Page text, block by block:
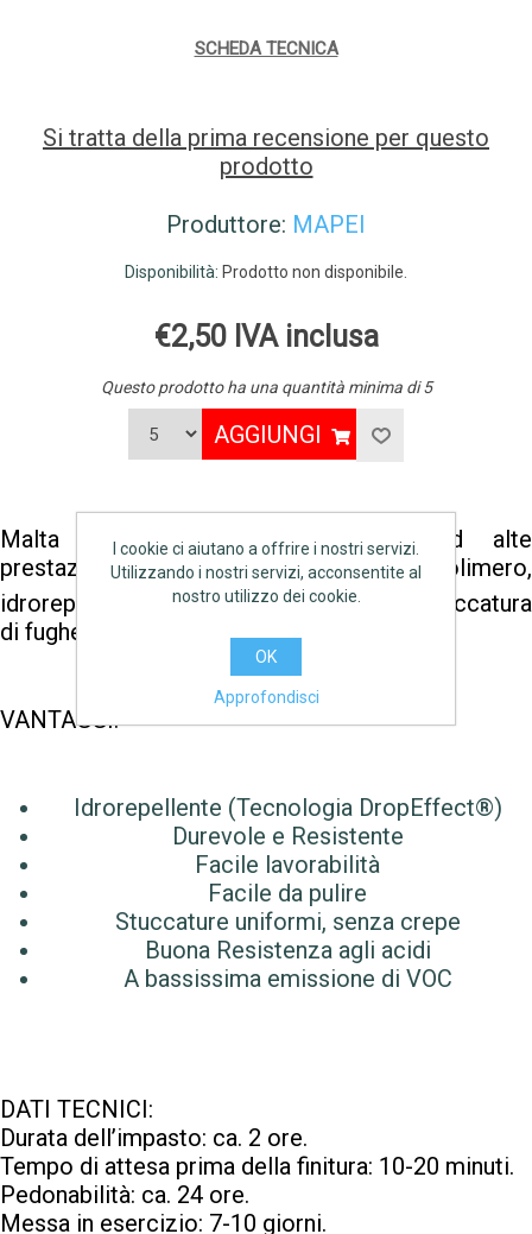
SCHEDA TECNICA
Si tratta della prima recensione per questo
prodotto
Produttore: MAPEI
Disponibilità: Prodotto non disponibile.
€2,50 IVA inclusa
Questo prodotto ha una quantità minima di 5
AGGIUNGI
Malta cementizia preconfezionata ad alte
prestazioni, modificata con polimero,
idrorepellente con DropEffect®, per la stuccatura
di fughe fino a 6 mm.
VANTAGGI:
Idrorepellente (Tecnologia DropEffect®)
Durevole e Resistente
Facile lavorabilità
Facile da pulire
Stuccature uniformi, senza crepe
Buona Resistenza agli acidi
A bassissima emissione di VOC
DATI TECNICI:
Durata dell’impasto: ca. 2 ore.
Tempo di attesa prima della finitura: 10-20 minuti.
Pedonabilità: ca. 24 ore.
Messa in esercizio: 7-10 giorni.
I cookie ci aiutano a offrire i nostri servizi.
Utilizzando i nostri servizi, acconsentite al
nostro utilizzo dei cookie.
OK
Approfondisci